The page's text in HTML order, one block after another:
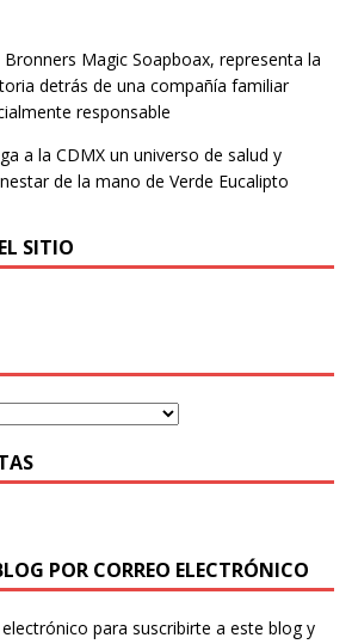
Bronners Magic Soapboax, representa la
detrás de una compañía familiar
responsable
a la CDMX un universo de salud y
de la mano de Verde Eucalipto
SITIO
POR CORREO ELECTRÓNICO
para suscribirte a este blog y